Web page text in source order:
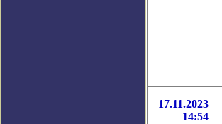
17.11.2023
14:54